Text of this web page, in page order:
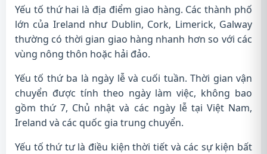
Yếu tố thứ hai là địa điểm giao hàng. Các thành phố
lớn của Ireland như Dublin, Cork, Limerick, Galway
thường có thời gian giao hàng nhanh hơn so với các
vùng nông thôn hoặc hải đảo.
Yếu tố thứ ba là ngày lễ và cuối tuần. Thời gian vận
chuyển được tính theo ngày làm việc, không bao
gồm thứ 7, Chủ nhật và các ngày lễ tại Việt Nam,
Ireland và các quốc gia trung chuyển.
Yếu tố thứ tư là điều kiện thời tiết và các sự kiện bất